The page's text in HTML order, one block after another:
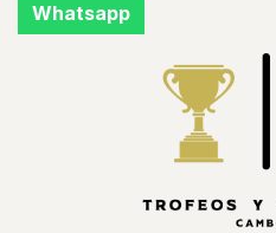
Whatsapp